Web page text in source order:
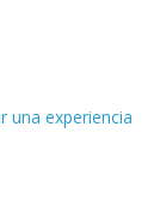
una experiencia